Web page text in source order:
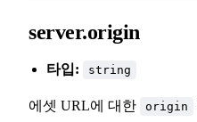
server.origin
타입: string
에셋 URL에 대한 origin